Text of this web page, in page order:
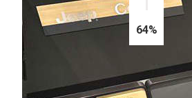
64%